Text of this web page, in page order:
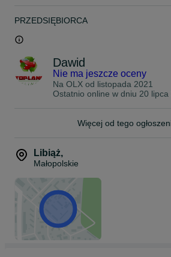
PRZEDSIĘBIORCA
Dawid
Nie ma jeszcze oceny
Na OLX od listopada 2021
Ostatnio online w dniu 20 lipca
Więcej od tego
Libiąż,
Małopolskie